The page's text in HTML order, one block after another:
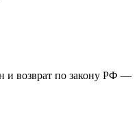
и возврат по закону РФ —